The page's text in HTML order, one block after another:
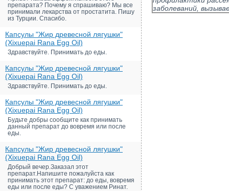
препарата? Почему я спрашиваю? Мы все
принимали лекарства от простатита. Пишу
из Турции. Спасибо.
Капсулы "Жир древесной лягушки"
(Xixuepai Rana Egg Oil)
Здравствуйте. Принимать до еды.
Капсулы "Жир древесной лягушки"
(Xixuepai Rana Egg Oil)
Здравствуйте. Принимать до еды.
Капсулы "Жир древесной лягушки"
(Xixuepai Rana Egg Oil)
Будьте добры сообщите как принимать
данный препарат до вовремя или после
еды.
Капсулы "Жир древесной лягушки"
(Xixuepai Rana Egg Oil)
Добрый вечер.Заказал этот
препарат.Напишите пожалуйста как
принимать этот препарат: до еды, вовремя
еды или после еды? С уважением Ринат.
заболеваний,